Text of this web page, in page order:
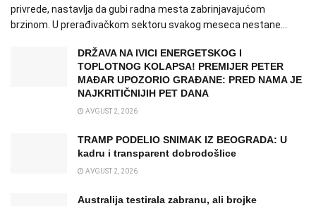
privrede, nastavlja da gubi radna mesta zabrinjavajućom
brzinom. U prerađivačkom sektoru svakog meseca nestane...
DRŽAVA NA IVICI ENERGETSKOG I
TOPLOTNOG KOLAPSA! PREMIJER PETER
MAĐAR UPOZORIO GRAĐANE: PRED NAMA JE
NAJKRITIČNIJIH PET DANA
AVGUST 2, 2026
TRAMP PODELIO SNIMAK IZ BEOGRADA: U
kadru i transparent dobrodošlice
AVGUST 2, 2026
Australija testirala zabranu, ali brojke